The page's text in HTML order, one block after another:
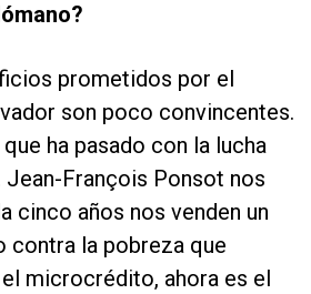
prometidos por el
son poco convincentes.
ha pasado con la lucha
François Ponsot nos
cinco años nos venden un
contra la pobreza que
microcrédito, ahora es el